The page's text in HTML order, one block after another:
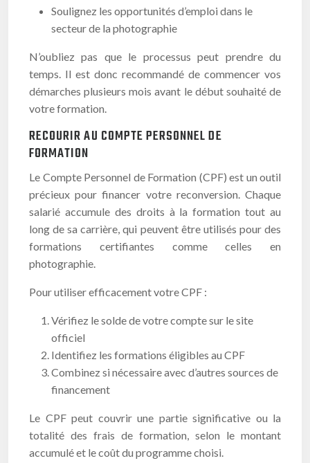
Soulignez les opportunités d’emploi dans le
secteur de la photographie
N’oubliez pas que le processus peut prendre du
temps. Il est donc recommandé de commencer vos
démarches plusieurs mois avant le début souhaité de
votre formation.
RECOURIR AU COMPTE PERSONNEL DE
FORMATION
Le Compte Personnel de Formation (CPF) est un outil
précieux pour financer votre reconversion. Chaque
salarié accumule des droits à la formation tout au
long de sa carrière, qui peuvent être utilisés pour des
formations certifiantes comme celles en
photographie.
Pour utiliser efficacement votre CPF :
Vérifiez le solde de votre compte sur le site
officiel
Identifiez les formations éligibles au CPF
Combinez si nécessaire avec d’autres sources de
financement
Le CPF peut couvrir une partie significative ou la
totalité des frais de formation, selon le montant
accumulé et le coût du programme choisi.